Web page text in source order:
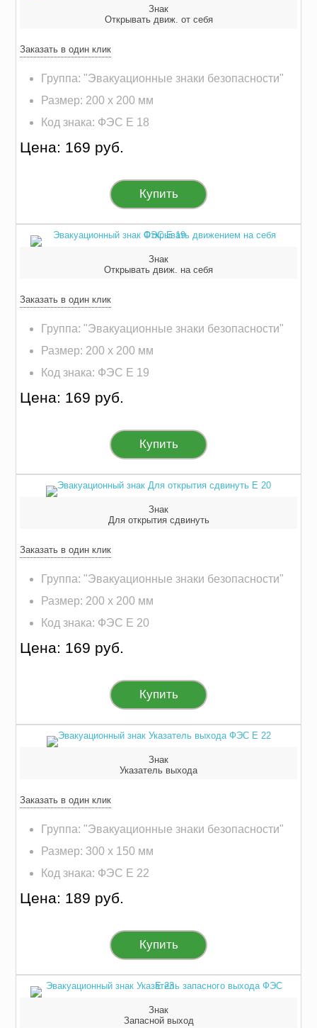
Знак
Открывать движ. от себя
Заказать в один клик
Группа: "Эвакуационные знаки безопасности"
Размер: 200 х 200 мм
Код знака: ФЭС E 18
Цена: 169 руб.
Купить
Знак
Открывать движ. на себя
Заказать в один клик
Группа: "Эвакуационные знаки безопасности"
Размер: 200 х 200 мм
Код знака: ФЭС E 19
Цена: 169 руб.
Купить
Знак
Для открытия сдвинуть
Заказать в один клик
Группа: "Эвакуационные знаки безопасности"
Размер: 200 х 200 мм
Код знака: ФЭС E 20
Цена: 169 руб.
Купить
Знак
Указатель выхода
Заказать в один клик
Группа: "Эвакуационные знаки безопасности"
Размер: 300 х 150 мм
Код знака: ФЭС E 22
Цена: 189 руб.
Купить
Знак
Запасной выход